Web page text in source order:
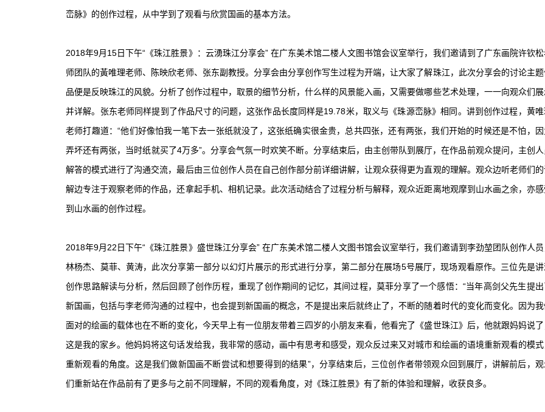
峦脉》的创作过程，从中学到了观看与欣赏国画的基本方法。
2018年9月15日下午“《珠江胜景》：云湧珠江分享会” 在广东美术馆二楼人文图书馆会议室举行，我们邀请到了广东画院许钦
师团队的黃唯理老师、陈映欣老师、张东副教授。分享会由分享创作写生过程为开端，让大家了解珠江，此次分享会的讨论主
品便是反映珠江的风貌。分析了创作过程中，取景的细节分析，什么样的风景能入画，又需要做哪些艺术处理，一一向观众们
并详解。张东老师同样提到了作品尺寸的问题，这张作品长度同样是19.78米，取义与《珠源峦脉》相同。讲到创作过程，黄唯
老师打趣道：“他们好像怕我一笔下去一张纸就没了，这张纸确实很金贵，总共四张，还有两张，我们开始的时候还是不怕，因
弄坏还有两张，当时纸就买了4万多”。分享会气氛一时欢笑不断。分享结束后，由主创带队到展厅，在作品前观众提问，主创人
解答的模式进行了沟通交流，最后由三位创作人员在自己创作部分前详细讲解，让观众获得更为直观的理解。观众边听老师们
解边专注于观察老师的作品，还拿起手机、相机记录。此次活动结合了过程分析与解释，观众近距离地观摩到山水画之余，亦感
到山水画的创作过程。
2018年9月22日下午“《珠江胜景》盛世珠江分享会” 在广东美术馆二楼人文图书馆会议室举行，我们邀请到李劲堃团队创作人员
林杨杰、莫菲、黄涛，此次分享第一部分以幻灯片展示的形式进行分享，第二部分在展场5号展厅，现场观看原作。三位先是
创作思路解读与分析，然后回顾了创作历程，重现了创作期间的记忆，其间过程，莫菲分享了一个感悟：“当年高剑父先生提出
新国画，包括与李老师沟通的过程中，也会提到新国画的概念，不是提出来后就终止了，不断的随着时代的变化而变化。因为我
面对的绘画的载体也在不断的变化，今天早上有一位朋友带着三四岁的小朋友来看，他看完了《盛世珠江》后，他就跟妈妈说了
这是我的家乡。他妈妈将这句话发给我，我非常的感动，画中有思考和感受，观众反过来又对城市和绘画的语境重新观看的模式
重新观看的角度。这是我们做新国画不断尝试和想要得到的结果”，分享结束后，三位创作者带领观众回到展厅，讲解前后，
们重新站在作品前有了更多与之前不同理解，不同的观看角度，对《珠江胜景》有了新的体验和理解，收获良多。